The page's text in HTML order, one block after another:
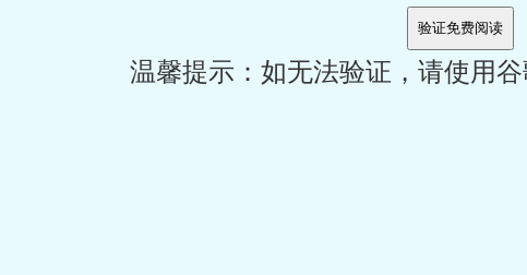
温馨提示：如无法验证，请使用谷